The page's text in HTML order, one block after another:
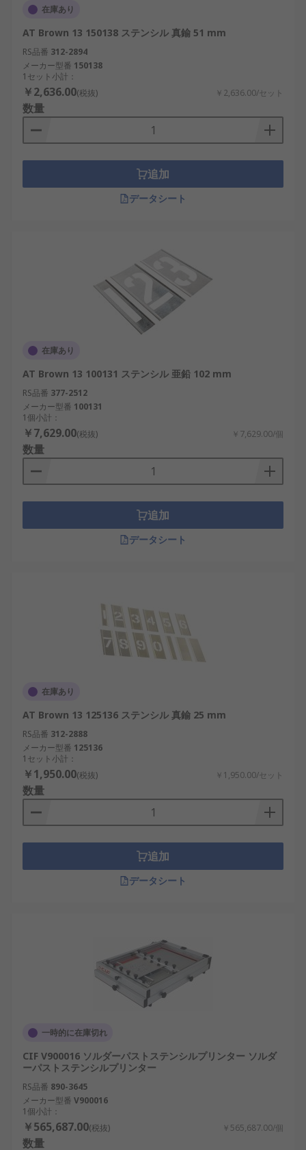
在庫あり
AT Brown 13 150138 ステンシル 真鍮 51 mm
RS品番 312-2894
メーカー型番 150138
1セット小計：
￥2,636.00(税抜) ￥2,636.00/セット
数量
追加
データシート
在庫あり
AT Brown 13 100131 ステンシル 亜鉛 102 mm
RS品番 377-2512
メーカー型番 100131
1個小計：
￥7,629.00(税抜) ￥7,629.00/個
数量
追加
データシート
在庫あり
AT Brown 13 125136 ステンシル 真鍮 25 mm
RS品番 312-2888
メーカー型番 125136
1セット小計：
￥1,950.00(税抜) ￥1,950.00/セット
数量
追加
データシート
一時的に在庫切れ
CIF V900016 ソルダーパストステンシルプリンター ソルダ
ーパストステンシルプリンター
RS品番 890-3645
メーカー型番 V900016
1個小計：
￥565,687.00(税抜) ￥565,687.00/個
数量